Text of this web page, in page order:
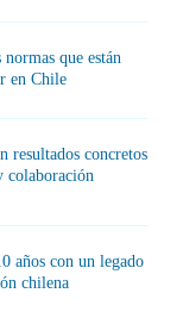
que están
en Chile
resultados concretos
colaboración
años con un legado
chilena